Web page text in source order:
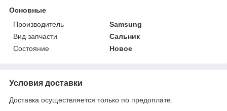
Основные
Производитель
Samsung
Вид запчасти
Сальник
Состояние
Новое
Условия доставки
Доставка осуществляется только по предоплате.